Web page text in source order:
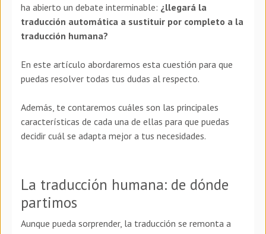
ha abierto un debate interminable: ¿llegará la
traducción automática a sustituir por completo a la
traducción humana?
En este artículo abordaremos esta cuestión para que
puedas resolver todas tus dudas al respecto.
Además, te contaremos cuáles son las principales
características de cada una de ellas para que puedas
decidir cuál se adapta mejor a tus necesidades.
La traducción humana: de dónde
partimos
Aunque pueda sorprender, la traducción se remonta a